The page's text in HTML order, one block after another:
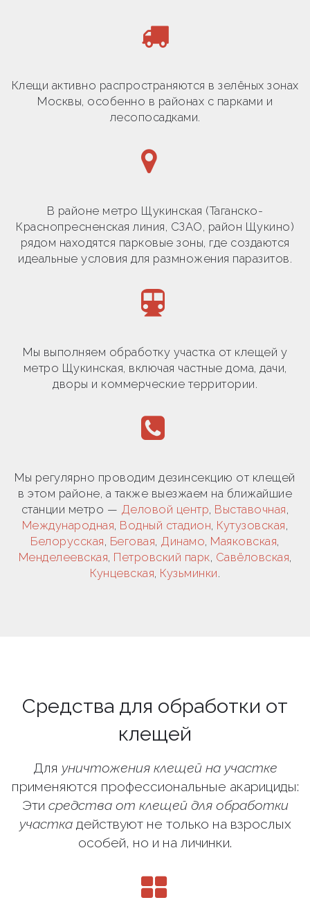
Клещи активно распространяются в зелёных зонах
Москвы, особенно в районах с парками и
лесопосадками.
В районе метро Щукинская (Таганско-
Краснопресненская линия, СЗАО, район Щукино)
рядом находятся парковые зоны, где создаются
идеальные условия для размножения паразитов.
Мы выполняем обработку участка от клещей у
метро Щукинская, включая частные дома, дачи,
дворы и коммерческие территории.
Мы регулярно проводим дезинсекцию от клещей
в этом районе, а также выезжаем на ближайшие
станции метро — Деловой центр, Выставочная,
Международная, Водный стадион, Кутузовская,
Белорусская, Беговая, Динамо, Маяковская,
Менделеевская, Петровский парк, Савёловская,
Кунцевская, Кузьминки.
Средства для обработки от
клещей
Для уничтожения клещей на участке
применяются профессиональные акарициды:
Эти средства от клещей для обработки
участкадействуют не только на взрослых
особей, но и на личинки.